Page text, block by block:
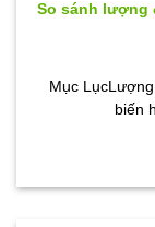
So sánh lượng
Mục
biến